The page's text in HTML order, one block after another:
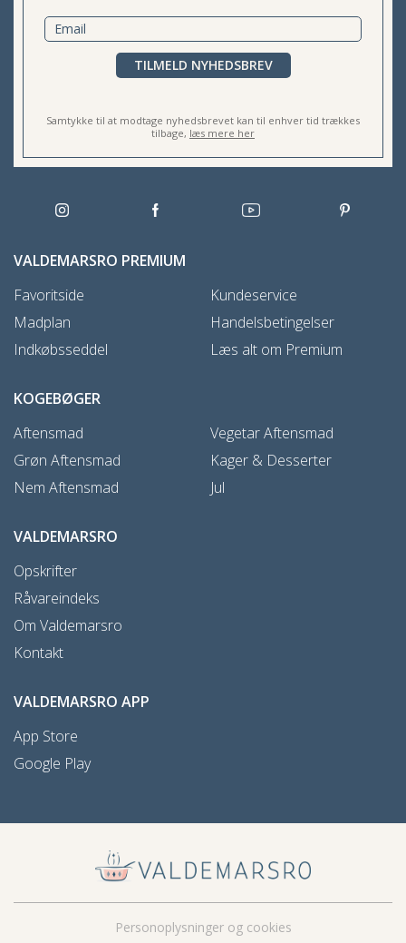
TILMELD NYHEDSBREV
Samtykke til at modtage nyhedsbrevet kan til enhver tid trækkes
tilbage, læs mere her
VALDEMARSRO PREMIUM
Favoritside
Madplan
Indkøbsseddel
Kundeservice
Handelsbetingelser
Læs alt om Premium
KOGEBØGER
Aftensmad
Grøn Aftensmad
Nem Aftensmad
Vegetar Aftensmad
Kager & Desserter
Jul
VALDEMARSRO
Opskrifter
Råvareindeks
Om Valdemarsro
Kontakt
VALDEMARSRO APP
App Store
Google Play
Personoplysninger og cookies